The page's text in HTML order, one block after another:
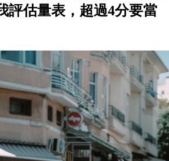
評估量表，超過4分要當